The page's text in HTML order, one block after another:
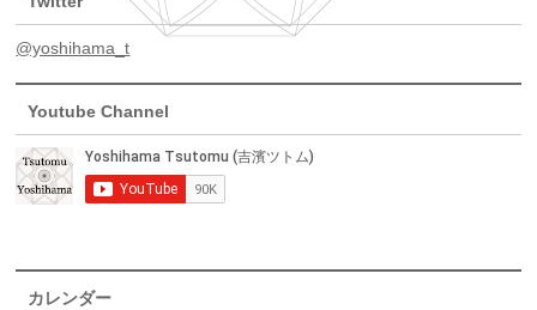
@yoshihama_t
Youtube Channel
カレンダー